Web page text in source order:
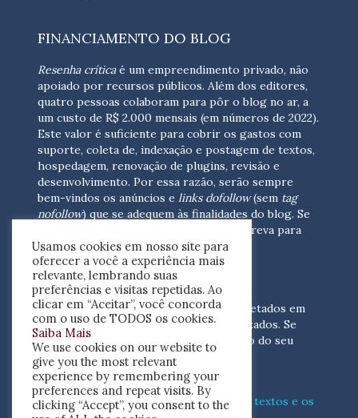
FINANCIAMENTO DO BLOG
Resenha críticaé um empreendimento privado, não
apoiado por recursos públicos. Além dos editores,
quatro pessoas colaboram para pôr o blog no ar, a
um custo de R$ 2.000 mensais (em números de 2022).
Este valor é suficiente para cobrir os gastos com
suporte, coleta de, indexação e postagem de textos,
hospedagem, renovação de plugins, revisão e
desenvolvimento. Por essa razão, serão sempre
bem-vindos os anúncios e links dofollow(sem tag
nofollow) que se adequem às finalidades do blog. Se
escreva para
nós(contato@resenhacritica.com.br)
FONTES E ACERVO
As resenhas, dossiês e sumários são coletados em
periódicos acadêmicos e sites especializados. Se
você tem interesse em divulgar o acervo do seu
periódico, escreva para nós
(contato@resenhacritica.com.br)
Conheça omodocomo processamos os textos e os
Usamos cookies em nosso site para
oferecer a você a experiência mais
relevante, lembrando suas
preferências e visitas repetidas. Ao
clicar em “Aceitar”, você concorda
com o uso de TODOS os cookies.
Saiba Mais
We use cookies on our website to
give you the most relevant
experience by remembering your
preferences and repeat visits. By
clicking “Accept”, you consent to the